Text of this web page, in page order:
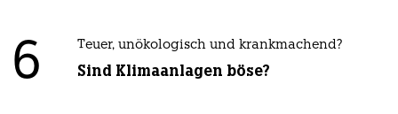
6 Teuer, unökologisch und krankmachend?
Sind Klimaanlagen böse?